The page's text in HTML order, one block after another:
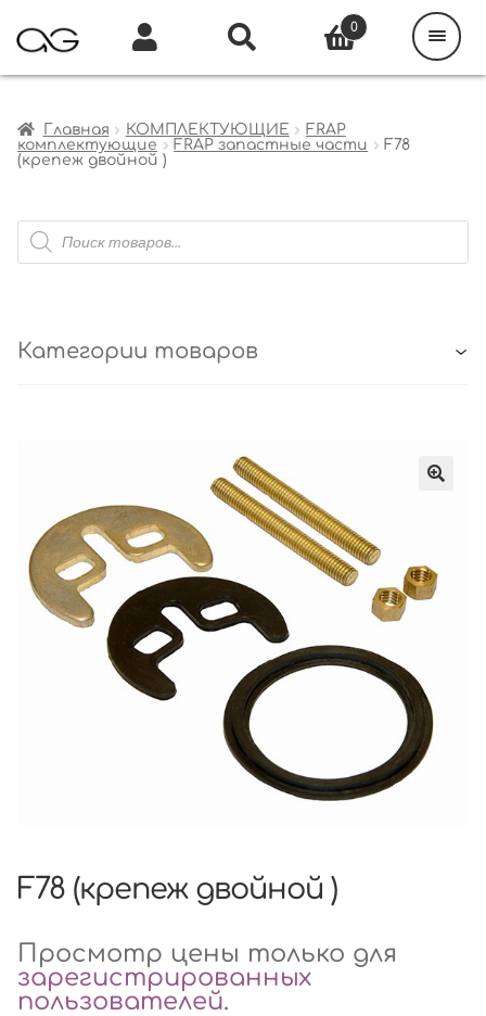
Главная КОМПЛЕКТУЮЩИЕ
FRAP
комплектующие
FRAP запастные части
F78
(крепеж двойной )
Поиск
товаров
Категории товаров
F78 (крепеж двойной )
Просмотр цены только для
зарегистрированных
пользователей.
0